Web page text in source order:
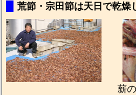
荒節・宗田節は天日で乾燥
薪